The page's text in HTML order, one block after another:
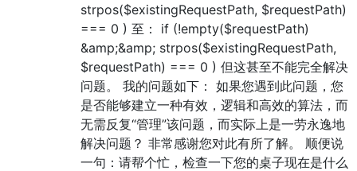
strpos($existingRequestPath, $requestPath)
=== 0 ) 至： if (!empty($requestPath)
&amp;&amp; strpos($existingRequestPath,
$requestPath) === 0 ) 但这甚至不能完全解决
问题。 我的问题如下： 如果您遇到此问题，您
是否能够建立一种有效，逻辑和高效的算法，而
无需反复“管理”该问题，而实际上是一劳永逸地
解决问题？ 非常感谢您对此有所了解。 顺便说
一句：请帮个忙，检查一下您的桌子现在是什么